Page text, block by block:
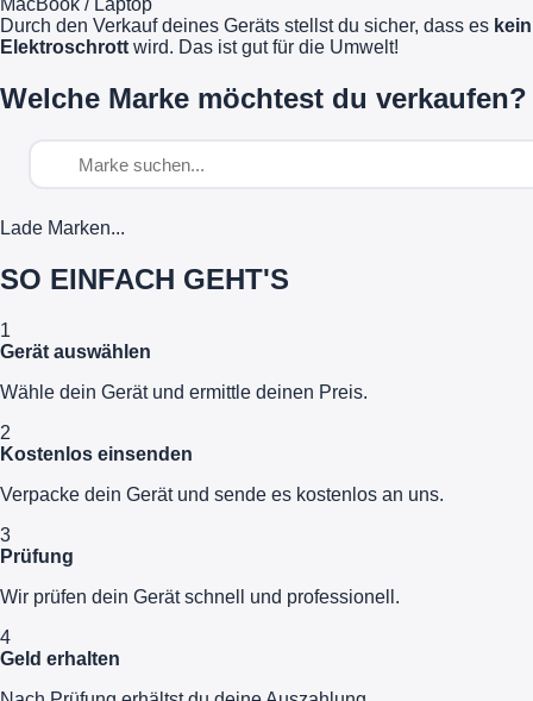
MacBook / Laptop
Durch den Verkauf deines Geräts stellst du sicher, dass es kein
Elektroschrott wird. Das ist gut für die Umwelt!
Welche Marke möchtest du verkaufen?
Lade Marken...
SO EINFACH GEHT'S
1
Gerät auswählen
Wähle dein Gerät und ermittle deinen Preis.
2
Kostenlos einsenden
Verpacke dein Gerät und sende es kostenlos an uns.
3
Prüfung
Wir prüfen dein Gerät schnell und professionell.
4
Geld erhalten